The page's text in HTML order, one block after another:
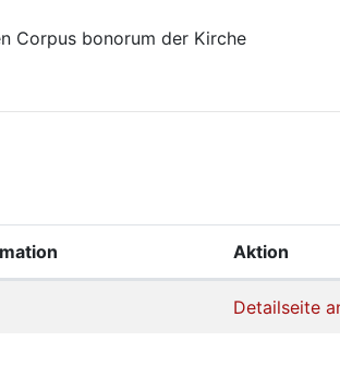
Corpus bonorum der Kirche
Aktion
Detailseite